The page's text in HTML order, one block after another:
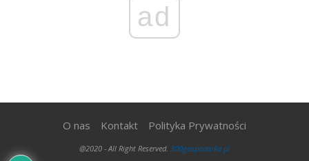
ad
O nas Kontakt Polityka Prywatności
@2020 - All Right Reserved. 300gospodarka.pl